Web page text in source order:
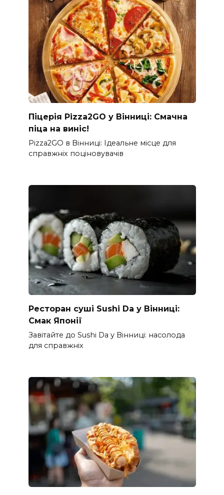
Піцерія Pizza2GO у Вінниці: Смачна
піца на виніс!
Pizza2GO в Вінниці: Ідеальне місце для
справжніх поціновувачів
Ресторан суші Sushi Da у Вінниці:
Смак Японії
Завітайте до Sushi Da у Вінниці: насолода
для справжніх